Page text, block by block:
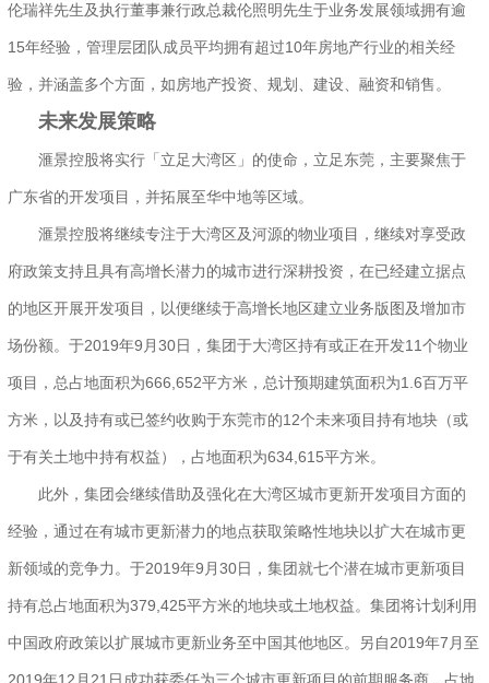
伦瑞祥先生及执行董事兼行政总裁伦照明先生于业务发展领域拥有逾
15年经验，管理层团队成员平均拥有超过10年房地产行业的相关经
验，并涵盖多个方面，如房地产投资、规划、建设、融资和销售。
未来发展策略
滙景控股将实行「立足大湾区」的使命，立足东莞，主要聚焦于
广东省的开发项目，并拓展至华中地等区域。
滙景控股将继续专注于大湾区及河源的物业项目，继续对享受政
府政策支持且具有高增长潜力的城市进行深耕投资，在已经建立据点
的地区开展开发项目，以便继续于高增长地区建立业务版图及增加市
场份额。于2019年9月30日，集团于大湾区持有或正在开发11个物业
项目，总占地面积为666,652平方米，总计预期建筑面积为1.6百万平
方米，以及持有或已签约收购于东莞市的12个未来项目持有地块（或
于有关土地中持有权益），占地面积为634,615平方米。
此外，集团会继续借助及强化在大湾区城市更新开发项目方面的
经验，通过在有城市更新潜力的地点获取策略性地块以扩大在城市更
新领域的竞争力。于2019年9月30日，集团就七个潜在城市更新项目
持有总占地面积为379,425平方米的地块或土地权益。集团将计划利用
中国政府政策以扩展城市更新业务至中国其他地区。另自2019年7月至